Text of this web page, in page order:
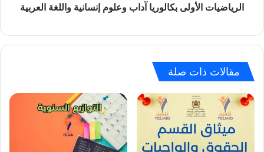
الرياضيات الأولى بكالوريا آداب وعلوم إنسانية واللغة العربية
مقالات ذات صلة